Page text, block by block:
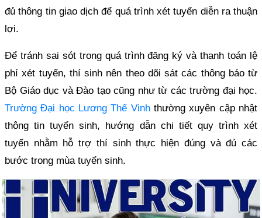
đủ thông tin giao dịch để quá trình xét tuyển diễn ra thuận
lợi.
Để tránh sai sót trong quá trình đăng ký và thanh toán lệ
phí xét tuyển, thí sinh nên theo dõi sát các thông báo từ
Bộ Giáo dục và Đào tạo cũng như từ các trường đại học.
Trường Đại học Lương Thế Vinhthường xuyên cập nhật
thông tin tuyển sinh, hướng dẫn chi tiết quy trình xét
tuyển nhằm hỗ trợ thí sinh thực hiện đúng và đủ các
bước trong mùa tuyển sinh.